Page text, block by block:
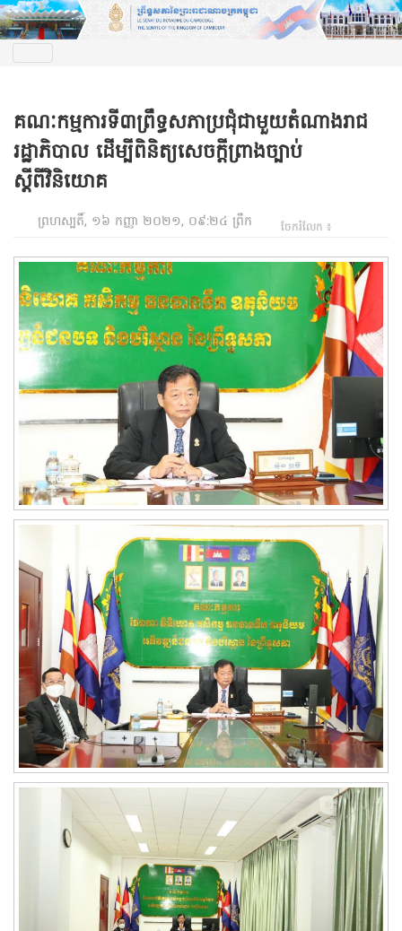
គណៈកម្មការទី៣ព្រឹទ្ធសភាប្រជុំជាមួយតំណាងរាជ
រដ្ឋាភិបាល ដើម្បីពិនិត្យសេចក្តីព្រាងច្បាប់
ស្តីពីវិនិយោគ
ព្រហស្បតិ៍, ១៦ កញ្ញា ២០២១, ០៩:២៤ ព្រឹក ចែករំលែក ៖